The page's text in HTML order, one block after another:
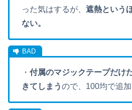
った気はするが、 遮熱という
ない。
・ 付属のマジックテープだけ
きてしまうので、100均で追加